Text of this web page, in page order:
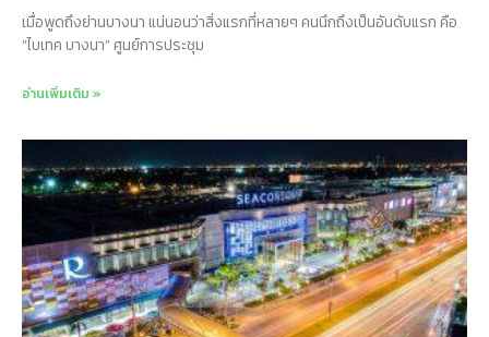
เมื่อพูดถึงย่านบางนา แน่นอนว่าสิ่งแรกที่หลายๆ คนนึกถึงเป็นอันดับแรก คือ
“ไบเทค บางนา” ศูนย์การประชุม
อ่านเพิ่มเติม »